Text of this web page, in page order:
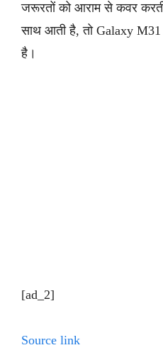
जरूरतों को आराम से कवर
साथ आती है, तो Galaxy
है।
[ad_2]
Source link